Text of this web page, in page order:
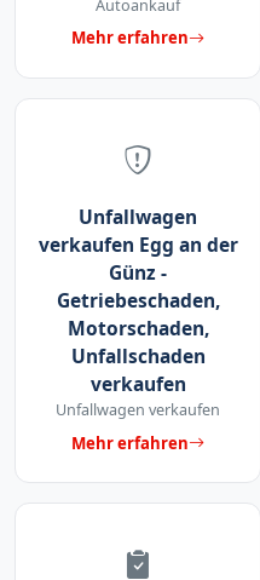
Mehr erfahren
Unfallwagen
verkaufen Egg an der
Günz -
Getriebeschaden,
Motorschaden,
Unfallschaden
verkaufen
Unfallwagen verkaufen
Mehr erfahren